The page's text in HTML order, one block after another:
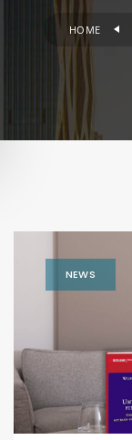
HOME
NEWS